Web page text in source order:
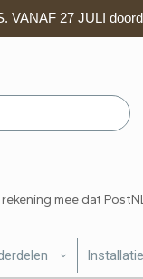
27 JULI
mee dat